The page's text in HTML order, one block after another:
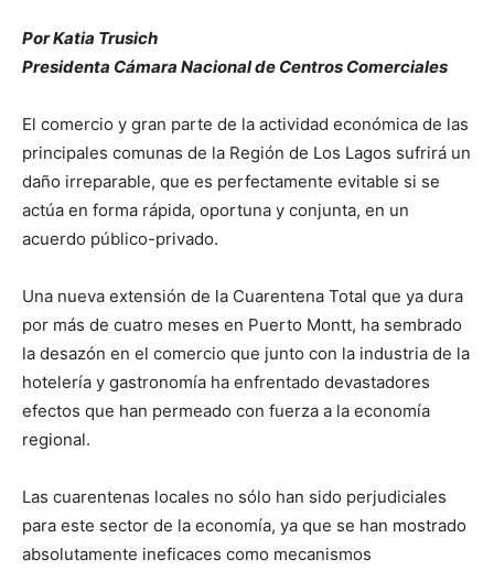
Por Katia Trusich
Presidenta Cámara Nacional de Centros Comerciales
El comercio y gran parte de la actividad económica de las
principales comunas de la Región de Los Lagos sufrirá un
daño irreparable, que es perfectamente evitable si se
actúa en forma rápida, oportuna y conjunta, en un
acuerdo público-privado.
Una nueva extensión de la Cuarentena Total que ya dura
por más de cuatro meses en Puerto Montt, ha sembrado
la desazón en el comercio que junto con la industria de la
hotelería y gastronomía ha enfrentado devastadores
efectos que han permeado con fuerza a la economía
regional.
Las cuarentenas locales no sólo han sido perjudiciales
para este sector de la economía, ya que se han mostrado
absolutamente ineficaces como mecanismos